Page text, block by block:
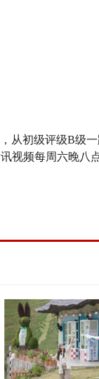
从初级评级B级
视频每周六晚八